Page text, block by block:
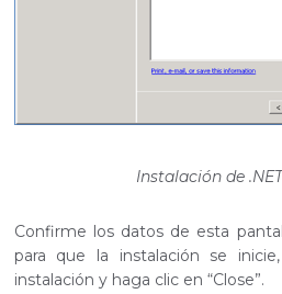
Instalación de
Confirme los datos de esta
para que la instalación se
instalación y haga clic en “Close”.